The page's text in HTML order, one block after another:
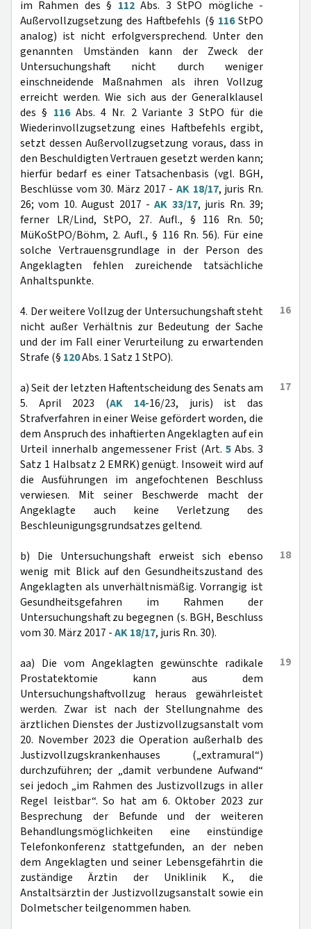
im Rahmen des § 112Abs. 3 StPO mögliche -
Außervollzugsetzung des Haftbefehls (§ 116StPO
analog) ist nicht erfolgversprechend. Unter den
genannten Umständen kann der Zweck der
Untersuchungshaft nicht durch weniger
einschneidende Maßnahmen als ihren Vollzug
erreicht werden. Wie sich aus der Generalklausel
des § 116Abs. 4 Nr. 2 Variante 3 StPO für die
Wiederinvollzugsetzung eines Haftbefehls ergibt,
setzt dessen Außervollzugsetzung voraus, dass in
den Beschuldigten Vertrauen gesetzt werden kann;
hierfür bedarf es einer Tatsachenbasis (vgl. BGH,
Beschlüsse vom 30. März 2017 - AK 18/17, juris Rn.
26; vom 10. August 2017 -AK 33/17, juris Rn. 39;
ferner LR/Lind, StPO, 27. Aufl., § 116 Rn. 50;
MüKoStPO/Böhm, 2. Aufl., § 116 Rn. 56). Für eine
solche Vertrauensgrundlage in der Person des
Angeklagten fehlen zureichende tatsächliche
Anhaltspunkte.
16
4. Der weitere Vollzug der Untersuchungshaft steht
nicht außer Verhältnis zur Bedeutung der Sache
und der im Fall einer Verurteilung zu erwartenden
Strafe (§ 120Abs. 1 Satz 1 StPO).
17
a) Seit der letzten Haftentscheidung des Senats am
5. April 2023 (AK 14-16/23, juris) ist das
Strafverfahren in einer Weise gefördert worden, die
dem Anspruch des inhaftierten Angeklagten auf ein
Urteil innerhalb angemessener Frist (Art. 5 Abs. 3
Satz 1 Halbsatz 2 EMRK) genügt. Insoweit wird auf
die Ausführungen im angefochtenen Beschluss
verwiesen. Mit seiner Beschwerde macht der
Angeklagte auch keine Verletzung des
Beschleunigungsgrundsatzes geltend.
18
b) Die Untersuchungshaft erweist sich ebenso
wenig mit Blick auf den Gesundheitszustand des
Angeklagten als unverhältnismäßig. Vorrangig ist
Gesundheitsgefahren im Rahmen der
Untersuchungshaft zu begegnen (s. BGH, Beschluss
vom 30. März 2017 -AK 18/17, juris Rn. 30).
19
aa) Die vom Angeklagten gewünschte radikale
Prostatektomie kann aus dem
Untersuchungshaftvollzug heraus gewährleistet
werden. Zwar ist nach der Stellungnahme des
ärztlichen Dienstes der Justizvollzugsanstalt vom
20. November 2023 die Operation außerhalb des
Justizvollzugskrankenhauses („extramural“)
durchzuführen; der „damit verbundene Aufwand“
sei jedoch „im Rahmen des Justizvollzugs in aller
Regel leistbar“. So hat am 6. Oktober 2023 zur
Besprechung der Befunde und der weiteren
Behandlungsmöglichkeiten eine einstündige
Telefonkonferenz stattgefunden, an der neben
dem Angeklagten und seiner Lebensgefährtin die
zuständige Ärztin der Uniklinik K., die
Anstaltsärztin der Justizvollzugsanstalt sowie ein
Dolmetscher teilgenommen haben.